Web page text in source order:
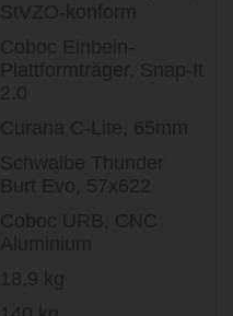
Coboc Einbein-
Plattformträger, Snap-It
2.0
Schwalbe Thunder
Burt Evo, 57x622
18,9 kg